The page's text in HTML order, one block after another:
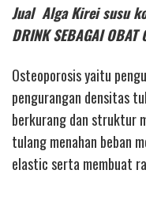
Jual Alga Kirei susu
DRINK SEBAGAI OBAT
Osteoporosis yaitu
pengurangan densitas
berkurang dan struktur
tulang menahan beban
elastic serta membuat